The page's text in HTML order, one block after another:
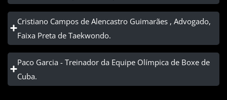
Cristiano Campos de Alencastro Guimarães , Advogado,
Faixa Preta de Taekwondo.
Paco Garcia - Treinador da Equipe Olímpica de Boxe de
Cuba.